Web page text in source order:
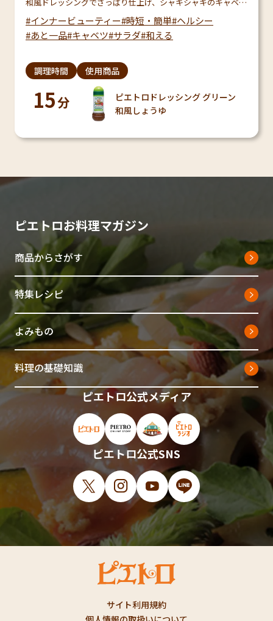
とひじきの食感が楽しい一品です。ひじきは鉄分が多く、毎日
の食生活にも取り入れやすいのでおすすめ♪
インナービューティー 時短・簡単 ヘルシー
あと一品 キャベツ サラダ 和える
調理時間
15分
使用商品
ピエトロドレッシング グリーン
和風しょうゆ
ピエトロお料理マガジン
商品からさがす
特集レシピ
よみもの
料理の基礎知識
ピエトロ公式メディア
ピエトロ公式サイト（新しいウィンドウで
ピエトロオンラインストア（新しい
ピエトロホームタウン（新
ピエトロラジオ（新
ピエトロ公式SNS
X（新しいウィンドウで開きます）
Instagram（新しいウィンドウで開
YouTube（新しいウィンド
LINE（新しいウィン
サイト利用規約